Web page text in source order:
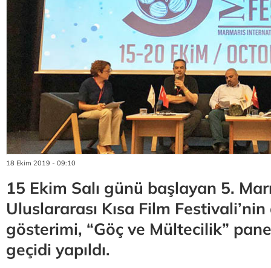
18 Ekim 2019 - 09:10
15 Ekim Salı günü başlayan 5.
Uluslararası Kısa Film Festivali’nin
gösterimi, “Göç ve Mültecilik”
geçidi yapıldı.